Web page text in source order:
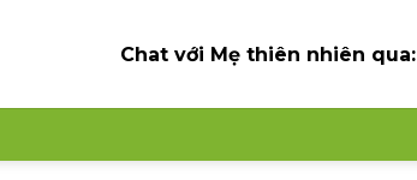
Chat với Mẹ thiên nhiên qua: